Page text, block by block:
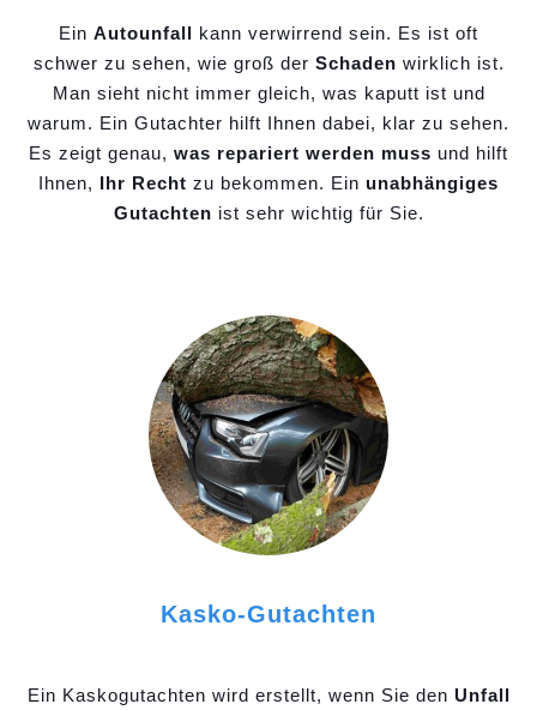
Ein Autounfall kann verwirrend sein. Es ist oft
schwer zu sehen, wie groß der Schaden wirklich ist.
Man sieht nicht immer gleich, was kaputt ist und
warum. Ein Gutachter hilft Ihnen dabei, klar zu sehen.
Es zeigt genau, was repariert werden muss und hilft
Ihnen, Ihr Recht zu bekommen. Ein unabhängiges
Gutachten ist sehr wichtig für Sie.
Kasko-Gutachten
Ein Kaskogutachten wird erstellt, wenn Sie den Unfall